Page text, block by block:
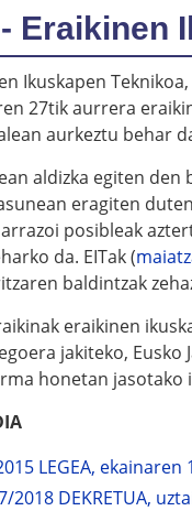
Eraikinen
Ikuskapen
27tik aurrera
aurkeztu behar
aldizka egiten den
eragiten
posibleak
da. EITak (
baldintzak
eraikinen
jakiteko, Eusko
honetan jasotako
LEGEA,
2018 DEKRETUA,